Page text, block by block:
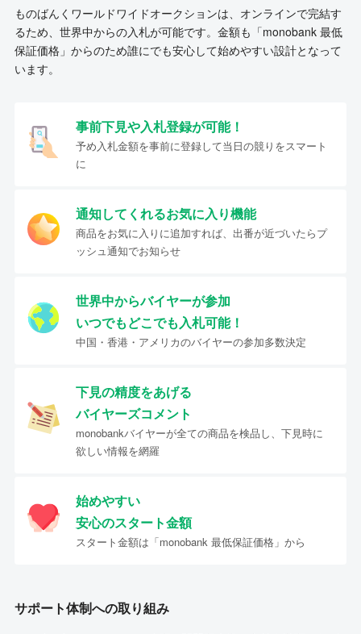
ものばんくワールドワイドオークションは、オンラインで完結す
るため、世界中からの入札が可能です。金額も「monobank 最低
保証価格」からのため誰にでも安心して始めやすい設計となって
います。
事前下見や入札登録が可能！
予め入札金額を事前に登録して当日の競りをスマート
に
通知してくれるお気に入り機能
商品をお気に入りに追加すれば、出番が近づいたらプ
ッシュ通知でお知らせ
世界中からバイヤーが参加
いつでもどこでも入札可能！
中国・香港・アメリカのバイヤーの参加多数決定
下見の精度をあげる
バイヤーズコメント
monobankバイヤーが全ての商品を検品し、下見時に
欲しい情報を網羅
始めやすい
安心のスタート金額
スタート金額は「monobank 最低保証価格」から
サポート体制への取り組み